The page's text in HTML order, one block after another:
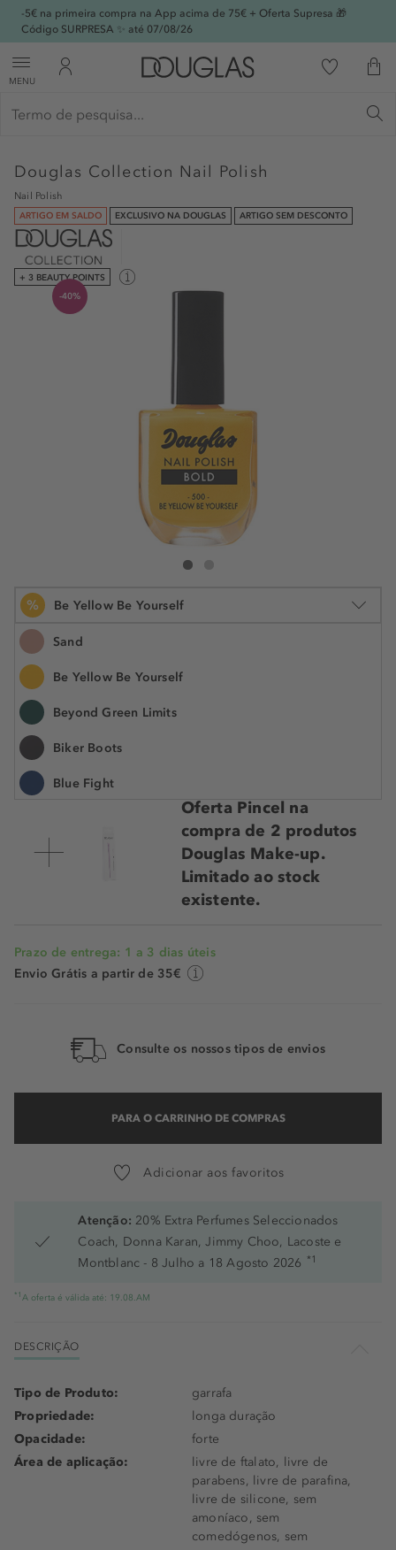
-5€ na primeira compra na App acima de 75€ + Oferta Supresa 🎁
Código SURPRESA ✨ até 07/08/26
MENU
Douglas Collection Nail Polish
Nail Polish
ARTIGO EM SALDO
EXCLUSIVO NA DOUGLAS ARTIGO SEM DESCONTO
+ 3 BEAUTY POINTS
-40%
Douglas Collection Nail Polish
% Be Yellow Be Yourself
Sand
Be Yellow Be Yourself
Beyond Green Limits
Biker Boots
Blue Fight
Deep Jacket
Lace Underwear
Mineral
Perfect Overalls
Power Of Fushia
Sailor Jumper
Singular Mocassin
Terracotta
The Red Coat
10 ml
Oferta Pincel na
compra de 2 produtos
Douglas Make-up.
Limitado ao stock
existente.
Prazo de entrega: 1 a 3 dias úteis
Envio Grátis a partir de 35€
Consulte os nossos tipos de envios
PARA O CARRINHO DE COMPRAS
Adicionar aos favoritos
Atenção: 20% Extra Perfumes Seleccionados
Coach, Donna Karan, Jimmy Choo, Lacoste e
Montblanc - 8 Julho a 18 Agosto 2026 *1
*1 A oferta é válida até: 19.08.AM
DESCRIÇÃO
Tipo de Produto:
garrafa
Propriedade:
longa duração
Opacidade:
forte
Área de aplicação:
livre de ftalato, livre de
parabens, livre de parafina,
livre de silicone, sem
amoníaco, sem
comedógenos, sem